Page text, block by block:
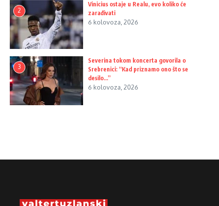
2
Vinicius ostaje u Realu, evo koliko će
zarađivati
6 kolovoza, 2026
3
Severina tokom koncerta govorila o
Srebrenici: “Kad priznamo ono što se
desilo…”
6 kolovoza, 2026